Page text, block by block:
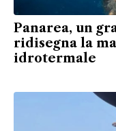
Panarea, un
ridisegna la
idrotermale